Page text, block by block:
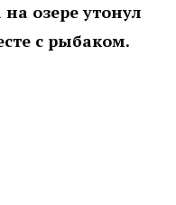
озере утонул
с рыбаком.